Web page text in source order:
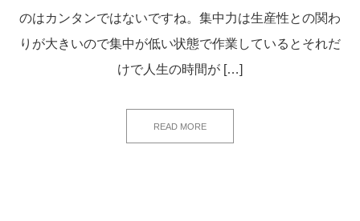
のはカンタンではないですね。集中力は生産性との関わ
りが大きいので集中が低い状態で作業しているとそれだ
けで人生の時間が […]
READ MORE